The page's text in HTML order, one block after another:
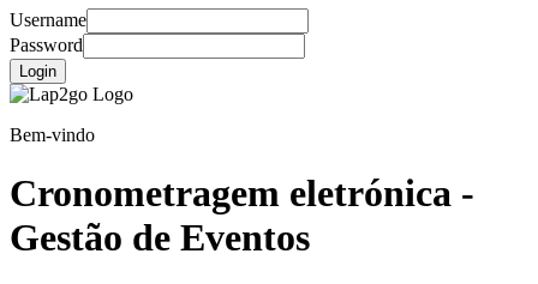
Username
Password
Login
Bem-vindo
Cronometragem eletrónica -
Gestão de Eventos